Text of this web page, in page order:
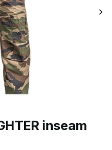
inseam